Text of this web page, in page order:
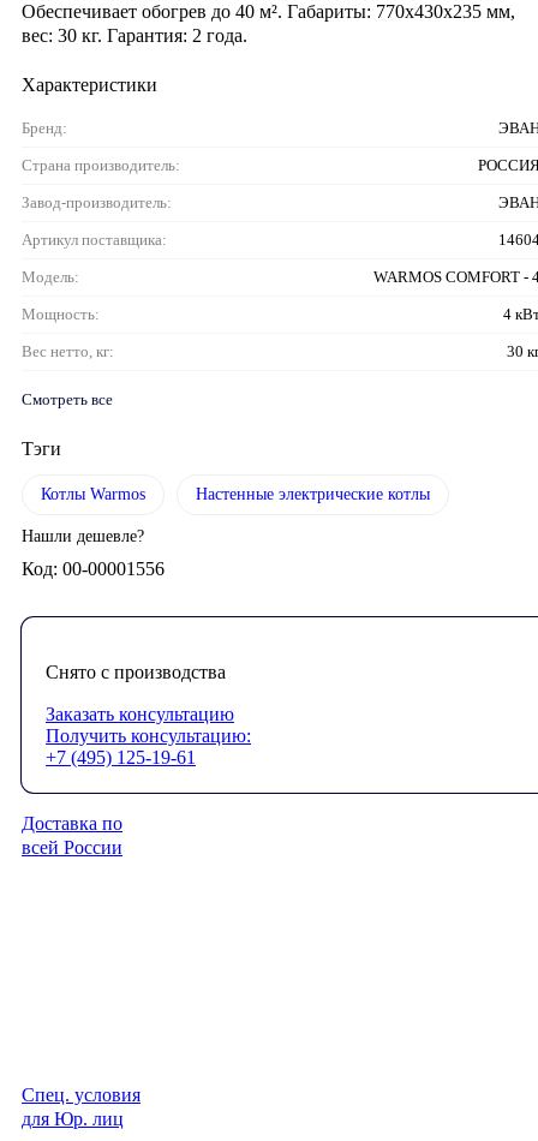
Обеспечивает обогрев до 40 м². Габариты: 770x430x235 мм,
вес: 30 кг. Гарантия: 2 года.
Характеристики
Бренд:
Страна производитель:
Завод-производитель:
Артикул поставщика:
Модель: WARMOS COMFORT -
Мощность: 4
Вес нетто, кг: 30
Смотреть все
Тэги
Котлы Warmos Настенные электрические котлы
Нашли дешевле?
Код: 00-00001556
Снято с производства
Заказать консультацию
Получить консультацию:
+7 (495) 125-19-61
Доставка по
всей России
Спец. условия
для Юр. лиц